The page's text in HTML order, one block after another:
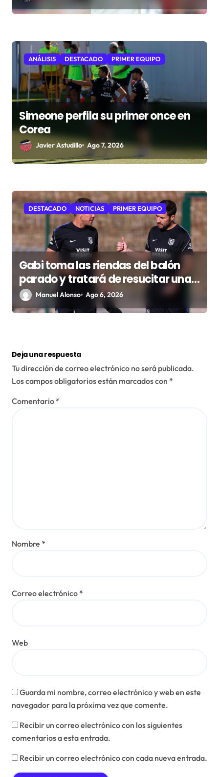
ANÁLISIS DESTACADO PRIMER EQUIPO
Simeone perfila su primer once en
Corea
Javier Astudillo Ago 7, 2026
DESTACADO NOTICIAS PRIMER EQUIPO
Gabi toma las riendas del balón
parado y tratará de resucitar una
faceta que Simeone desea
recuperar
Manuel Alonso Ago 6, 2026
Deja una respuesta
Tu dirección de correo electrónico no será publicada.
Los campos obligatorios están marcados con *
Comentario *
Nombre *
Correo electrónico *
Web
Guarda mi nombre, correo electrónico y web en este
navegador para la próxima vez que comente.
Recibir un correo electrónico con los siguientes
comentarios a esta entrada.
Recibir un correo electrónico con cada nueva entrada.